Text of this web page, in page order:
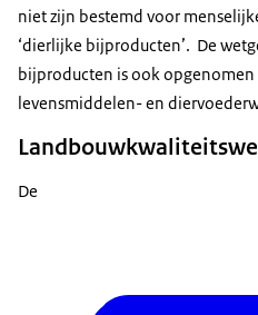
niet zijn bestemd voor
‘dierlijke bijproducten’. De
bijproducten is ook opgenomen
levensmiddelen- en
De